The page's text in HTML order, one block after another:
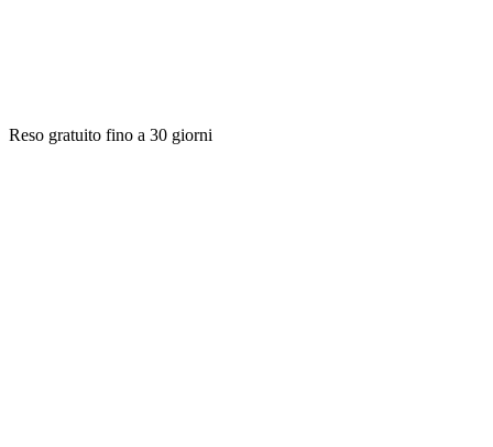
Reso gratuito fino a 30 giorni